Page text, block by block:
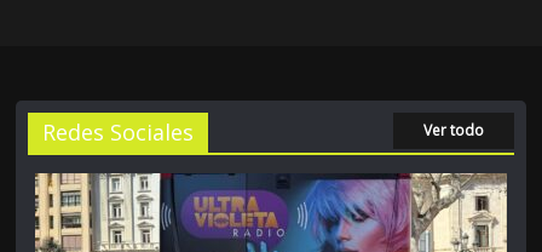
Redes Sociales Ver todo